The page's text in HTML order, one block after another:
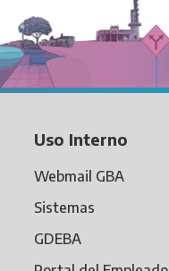
Uso Interno
Webmail GBA
Sistemas
GDEBA